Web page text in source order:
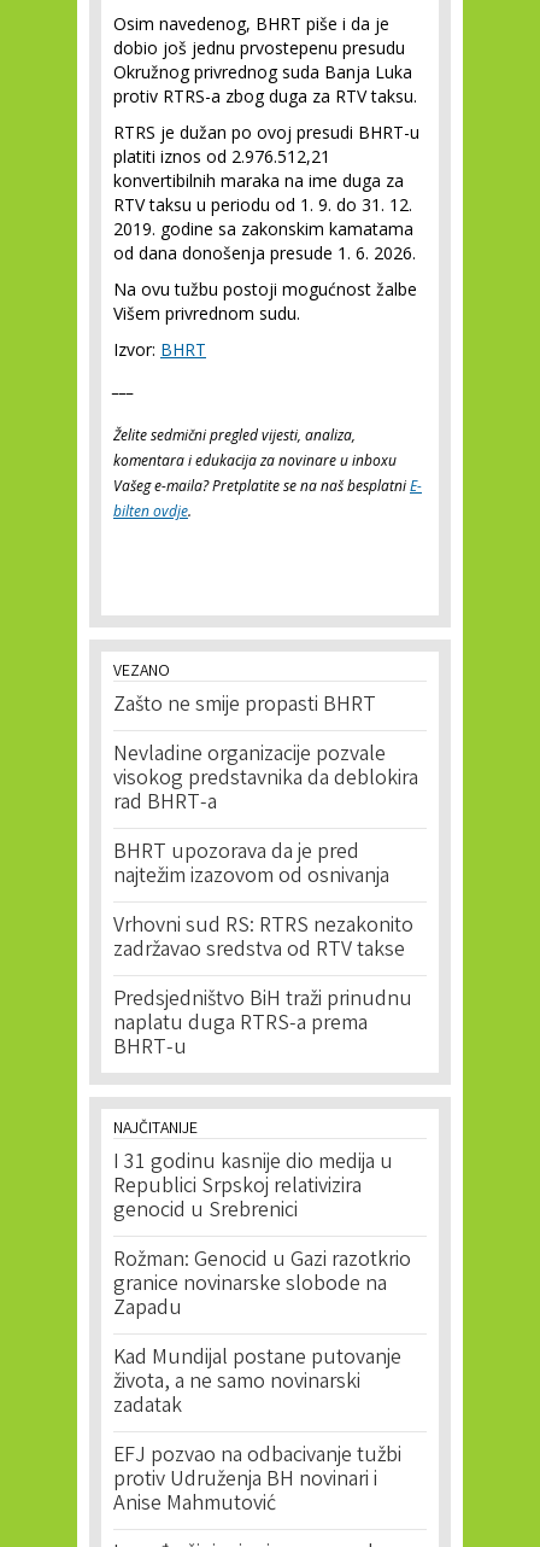
Osim navedenog, BHRT piše i da je
dobio još jednu prvostepenu presudu
Okružnog privrednog suda Banja Luka
protiv RTRS-a zbog duga za RTV taksu.
RTRS je dužan po ovoj presudi BHRT-u
platiti iznos od 2.976.512,21
konvertibilnih maraka na ime duga za
RTV taksu u periodu od 1. 9. do 31. 12.
2019. godine sa zakonskim kamatama
od dana donošenja presude 1. 6. 2026.
Na ovu tužbu postoji mogućnost žalbe
Višem privrednom sudu.
Izvor: BHRT
Želite sedmični pregled vijesti, analiza,
komentara i edukacija za novinare u inboxu
Vašeg e-maila? Pretplatite se na naš besplatniE-
bilten ovdje.
VEZANO
Zašto ne smije propasti BHRT
Nevladine organizacije pozvale
visokog predstavnika da deblokira
rad BHRT-a
BHRT upozorava da je pred
najtežim izazovom od osnivanja
Vrhovni sud RS: RTRS nezakonito
zadržavao sredstva od RTV takse
Predsjedništvo BiH traži prinudnu
naplatu duga RTRS-a prema
BHRT-u
NAJČITANIJE
I 31 godinu kasnije dio medija u
Republici Srpskoj relativizira
genocid u Srebrenici
Rožman: Genocid u Gazi razotkrio
granice novinarske slobode na
Zapadu
Kad Mundijal postane putovanje
života, a ne samo novinarski
zadatak
EFJ pozvao na odbacivanje tužbi
protiv Udruženja BH novinari i
Anise Mahmutović